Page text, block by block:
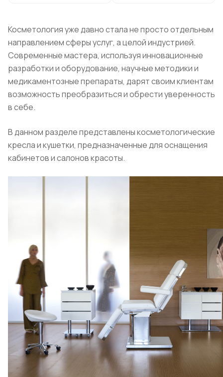
Косметология уже давно стала не просто отдельным
направлением сферы услуг, а целой индустрией.
Современные мастера, используя инновационные
разработки и оборудование, научные методики и
медикаментозные препараты, дарят своим клиентам
возможность преобразиться и обрести уверенность
в себе.
В данном разделе представлены косметологические
кресла и кушетки, предназначенные для оснащения
кабинетов и салонов красоты.